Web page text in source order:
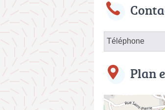
Téléphone
Plan